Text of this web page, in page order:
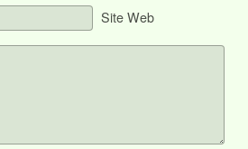
Site Web